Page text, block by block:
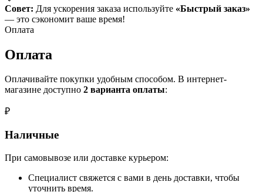
Совет: Для ускорения заказа используйте «Быстрый заказ»
— это сэкономит ваше время!
Оплата
Оплата
Оплачивайте покупки удобным способом. В интернет-
магазине доступно 2 варианта оплаты:
₽
Наличные
При самовывозе или доставке курьером:
Специалист свяжется с вами в день доставки, чтобы
уточнить время.